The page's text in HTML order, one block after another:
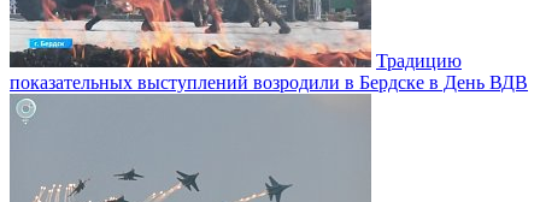
Традицию
показательных выступлений возродили в Бердске в День ВДВ